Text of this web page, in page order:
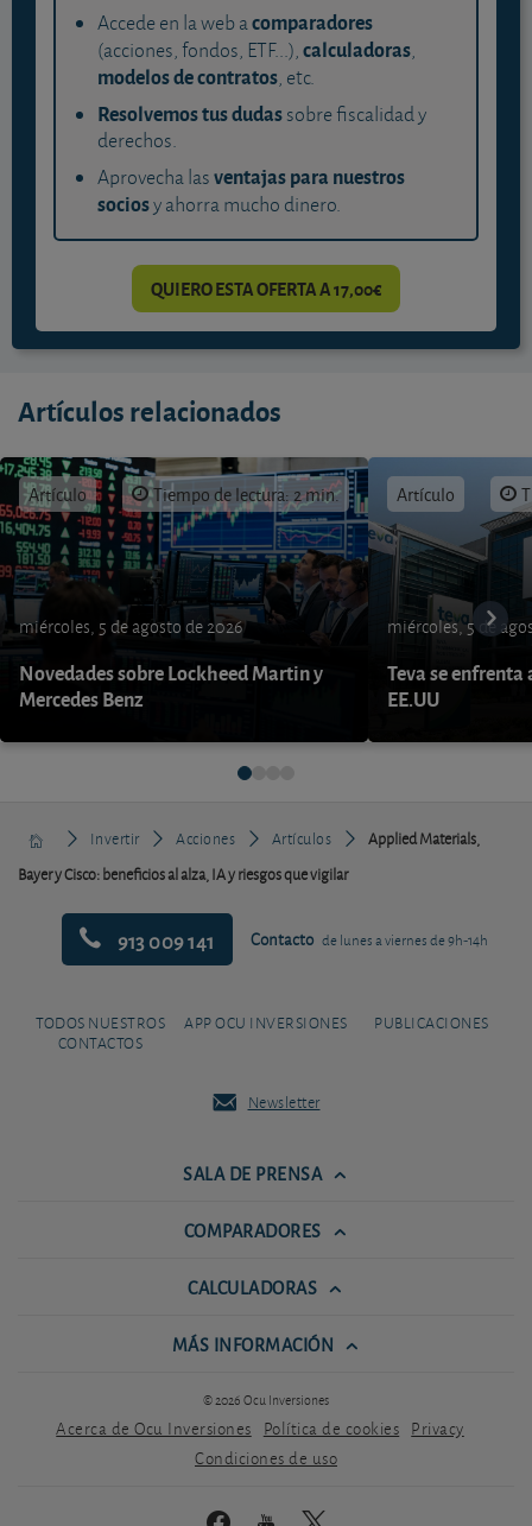
Accede en la web acomparadores
(acciones, fondos, ETF...),calculadoras,
modelos de contratos, etc.
Resolvemos tus dudassobre fiscalidad y
derechos.
Aprovecha lasventajas para nuestros
sociosy ahorra mucho dinero.
QUIERO ESTA OFERTA A 17,00€
Artículos relacionados
Artículo Tiempo de lectura: 2 min.
miércoles, 5 de agosto de 2026
Novedades sobre Lockheed Martin y
Mercedes Benz
Artículo
miércoles, 5 de
Teva se enfrenta
EE.UU
Invertir Acciones Artículos
Applied Materials,
Bayer y Cisco: beneficios al alza, IA y riesgos que vigilar
913 009 141 Contacto de lunes a viernes de 9h-14h
TODOS NUESTROS
CONTACTOS
APP OCU INVERSIONES PUBLICACIONES
Newsletter
SALA DE PRENSA
COMPARADORES
CALCULADORAS
MÁS INFORMACIÓN
© 2026 Ocu Inversiones
Acerca de Ocu Inversiones Política de cookies Privacy
Condiciones de uso